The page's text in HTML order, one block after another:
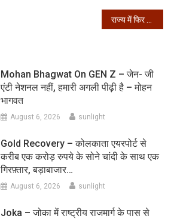
Mohan Bhagwat On GEN Z – जेन- जी
एंटी नेशनल नहीं, हमारी अगली पीढ़ी है – मोहन
भागवत
August 6, 2026 sunlight
Gold Recovery – कोलकाता एयरपोर्ट से
करीब एक करोड़ रुपये के सोने चांदी के साथ एक
गिरफ़्तार, बड़ाबाजार…
August 6, 2026 sunlight
Joka – जोका में राष्ट्रीय राजमार्ग के पास से